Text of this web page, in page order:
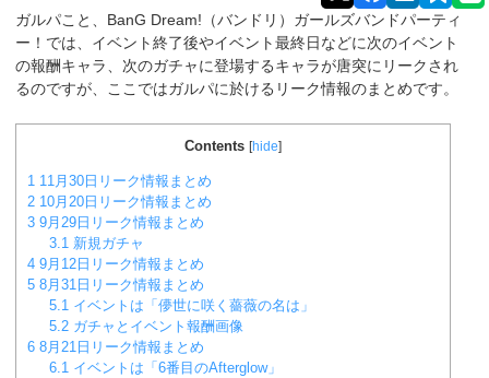
ガルパこと、BanG Dream!（バンドリ）ガールズバンドパーティ
ー！では、イベント終了後やイベント最終日などに次のイベント
の報酬キャラ、次のガチャに登場するキャラが唐突にリークされ
るのですが、ここではガルパに於けるリーク情報のまとめです。
Contents [hide]
1 11月30日リーク情報まとめ
2 10月20日リーク情報まとめ
3 9月29日リーク情報まとめ
3.1 新規ガチャ
4 9月12日リーク情報まとめ
5 8月31日リーク情報まとめ
5.1 イベントは「儚世に咲く薔薇の名は」
5.2 ガチャとイベント報酬画像
6 8月21日リーク情報まとめ
6.1 イベントは「6番目のAfterglow」